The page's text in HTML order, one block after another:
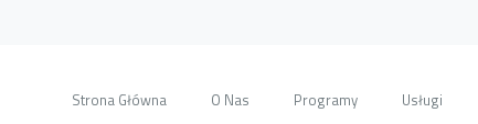
Strona Główna O Nas Programy Usługi